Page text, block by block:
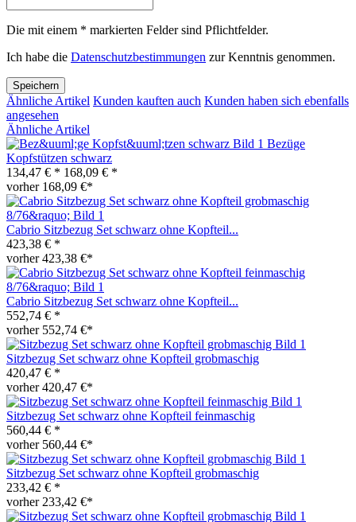
Die mit einem * markierten Felder sind Pflichtfelder.
Ich habe die Datenschutzbestimmungen zur Kenntnis genommen.
Speichern
Ähnliche Artikel Kunden kauften auch Kunden haben sich ebenfalls
angesehen
Ähnliche Artikel
Bezüge
Kopfstützen schwarz
134,47 € * 168,09 € *
vorher 168,09 €*
Cabrio Sitzbezug Set schwarz ohne Kopfteil...
423,38 € *
vorher 423,38 €*
Cabrio Sitzbezug Set schwarz ohne Kopfteil...
552,74 € *
vorher 552,74 €*
Sitzbezug Set schwarz ohne Kopfteil grobmaschig
420,47 € *
vorher 420,47 €*
Sitzbezug Set schwarz ohne Kopfteil feinmaschig
560,44 € *
vorher 560,44 €*
Sitzbezug Set schwarz ohne Kopfteil grobmaschig
233,42 € *
vorher 233,42 €*